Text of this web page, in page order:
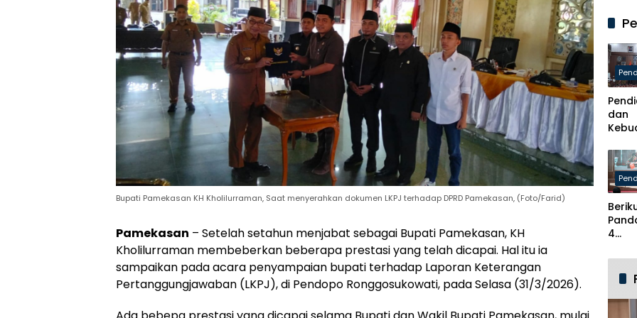
Bupati Pamekasan KH Kholilurraman, Saat menyerahkan dokumen LKPJ terhadap DPRD Pamekasan, (Foto/Farid)
Pamekasan – Setelah setahun menjabat sebagai Bupati Pamekasan, KH
Kholilurraman membeberkan beberapa prestasi yang telah dicapai. Hal itu ia
sampaikan pada acara penyampaian bupati terhadap Laporan Keterangan
Pertanggungjawaban (LKPJ), di Pendopo Ronggosukowati, pada Selasa (31/3/2026).
Baru
dan
4
Buku